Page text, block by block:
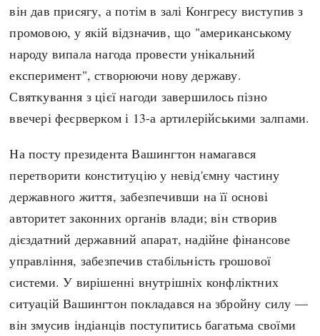
Америка
А(нта)рктика
Африка
Європа
Всі статті
Визначальні події
#Хештеги
Автори
done
він дав присягу, а потім в залі Конгресу виступив з
промовою, у якій відзначив, що "американському
народу випала нагода провести унікальний
експеримент", створюючи нову державу.
Святкування з цієї нагоди завершилось пізно
ввечері феєрверком і 13-а артилерійськими залпами.
На посту президента Вашингтон намагався
перетворити конституцію у невід'ємну частину
державного життя, забезпечивши на її основі
авторитет законних органів влади; він створив
дієздатний державний апарат, надійне фінансове
управління, забезпечив стабільність грошової
системи. У вирішенні внутрішніх конфліктних
ситуацій Вашингтон покладався на збройну силу —
він змусив індіанців поступитись багатьма своїми